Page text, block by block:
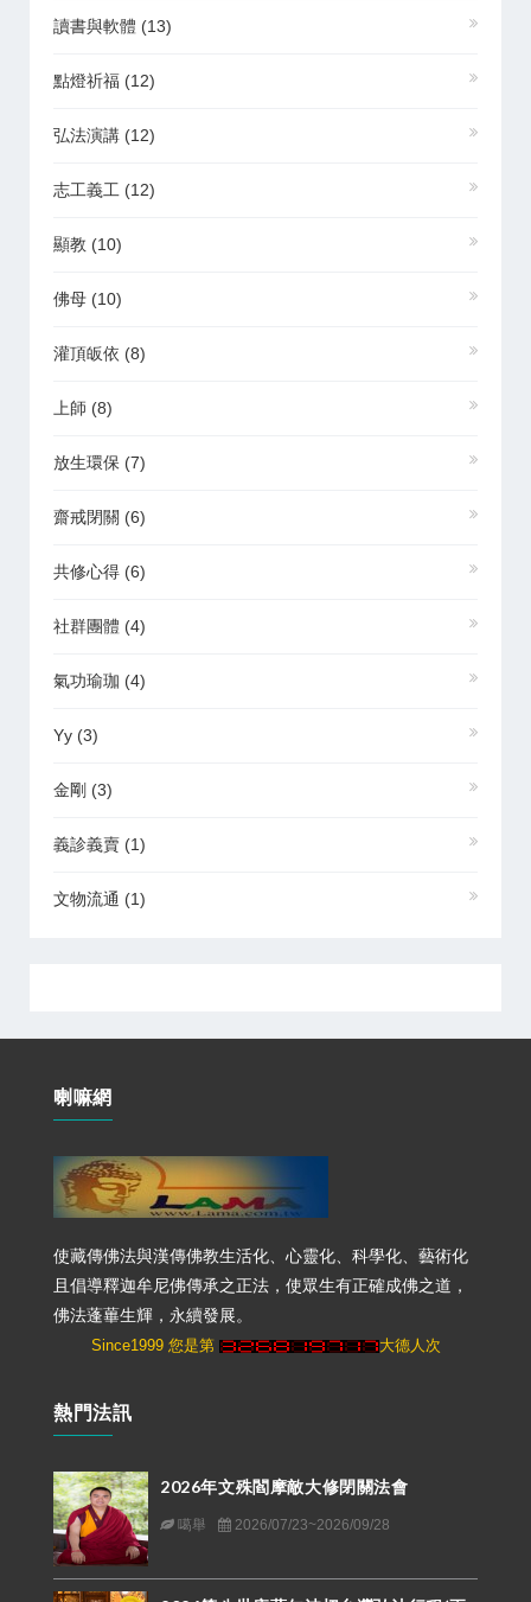
讀書與軟體 (13)
點燈祈福 (12)
弘法演講 (12)
志工義工 (12)
顯教 (10)
佛母 (10)
灌頂皈依 (8)
上師 (8)
放生環保 (7)
齋戒閉關 (6)
共修心得 (6)
社群團體 (4)
氣功瑜珈 (4)
Yy (3)
金剛 (3)
義診義賣 (1)
文物流通 (1)
喇嘛網
使藏傳佛法與漢傳佛教生活化、心靈化、科學化、藝術化
且倡導釋迦牟尼佛傳承之正法，使眾生有正確成佛之道，
佛法蓬蓽生輝，永續發展。
Since1999 您是第 大德人次
熱門法訊
2026年文殊閻摩敵大修閉關法會
噶舉 2026/07/23~2026/09/28